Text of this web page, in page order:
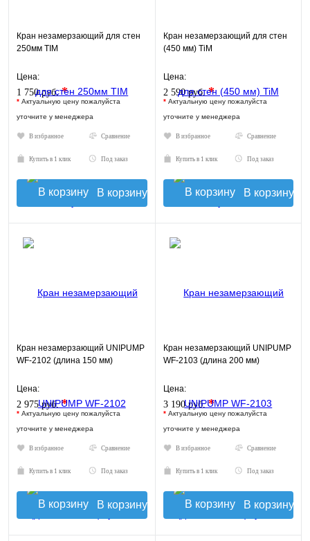
Кран незамерзающий для стен
250мм TIM
Цена:
1 750 руб.*
* Актуальную цену пожалуйста
уточните у менеджера
В избранное Сравнение
Купить в 1 клик Под заказ
В корзину
Кран незамерзающий для стен
(450 мм) TiM
Цена:
2 590 руб.*
* Актуальную цену пожалуйста
уточните у менеджера
В избранное Сравнение
Купить в 1 клик Под заказ
В корзину
Кран незамерзающий UNIPUMP
WF-2102 (длина 150 мм)
Цена:
2 975 руб.*
* Актуальную цену пожалуйста
уточните у менеджера
В избранное Сравнение
Купить в 1 клик Под заказ
В корзину
Кран незамерзающий UNIPUMP
WF-2103 (длина 200 мм)
Цена:
3 190 руб.*
* Актуальную цену пожалуйста
уточните у менеджера
В избранное Сравнение
Купить в 1 клик Под заказ
В корзину